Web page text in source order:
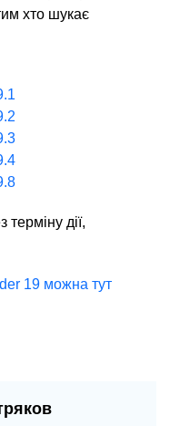
хто шукає
дії,
19 можна тут